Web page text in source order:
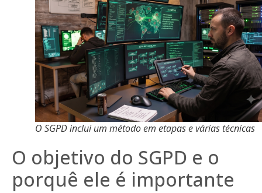
O SGPD inclui um método em etapas e várias técnicas
O objetivo do SGPD e o
porquê ele é importante